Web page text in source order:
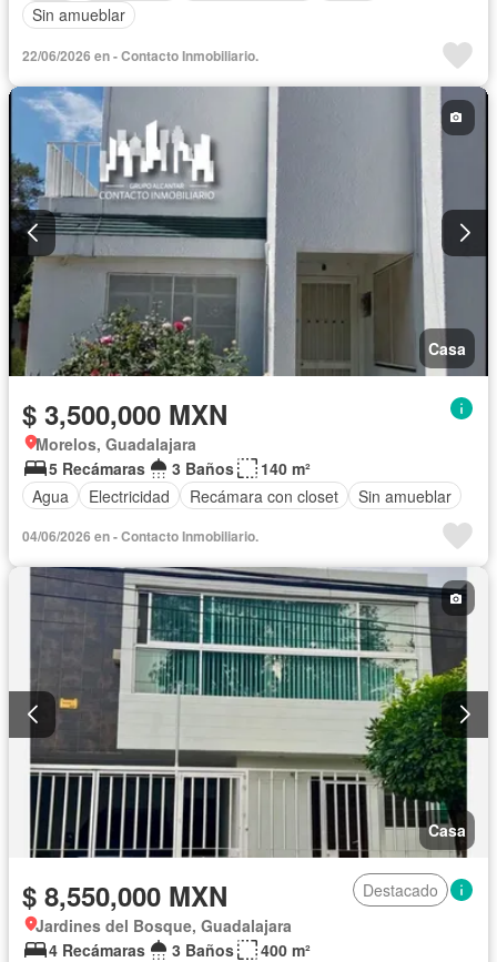
Sin amueblar
22/06/2026 en - Contacto Inmobiliario.
Casa
$ 3,500,000 MXN
Morelos, Guadalajara
5 Recámaras
3 Baños
140 m²
Agua
Electricidad Recámara con closet Sin amueblar
04/06/2026 en - Contacto Inmobiliario.
Casa
$ 8,550,000 MXN
Destacado
Jardines del Bosque, Guadalajara
4 Recámaras
3 Baños
400 m²